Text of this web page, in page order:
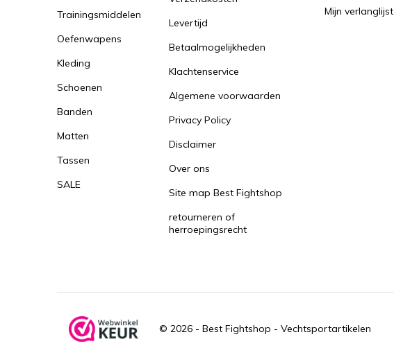
Trainingsmiddelen
Oefenwapens
Kleding
Schoenen
Banden
Matten
Tassen
SALE
Levertijd
Betaalmogelijkheden
Klachtenservice
Algemene voorwaarden
Privacy Policy
Disclaimer
Over ons
Site map Best Fightshop
retourneren of
herroepingsrecht
Mijn verlanglijst
© 2026 - Best Fightshop - Vechtsportartikelen